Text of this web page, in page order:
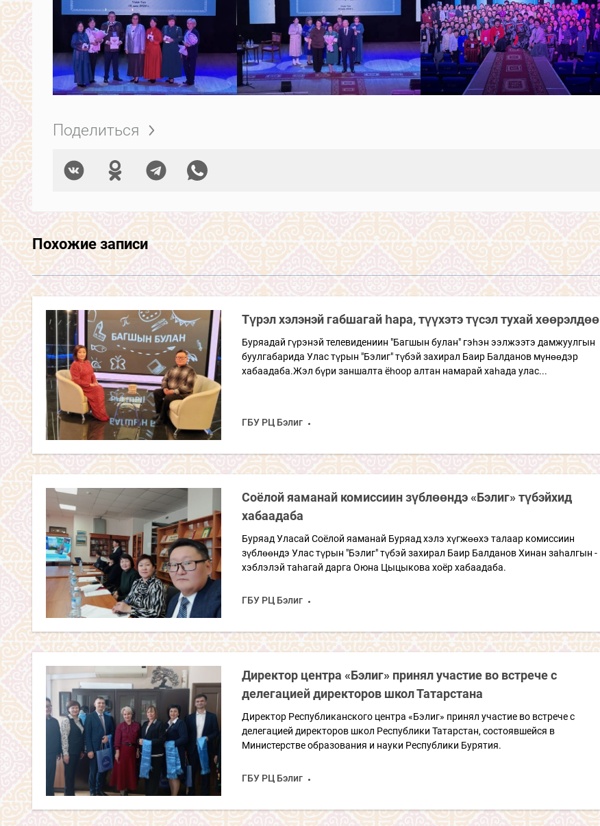
Поделиться
Похожие записи
Түрэл хэлэнэй габшагай һара, түүхэтэ түсэл тухай хөөрэлдөө
Буряадай гүрэнэй телевидениин "Багшын булан" гэһэн ээлжээтэ дамжуулгын
буулгабарида Улас түрын "Бэлиг" түбэй захирал Баир Балданов мүнөөдэр
хабаадаба.Жэл бүри заншалта ёһоор алтан намарай хаһада улас...
ГБУ РЦ Бэлиг
Соёлой яаманай комиссиин зүблөөндэ «Бэлиг» түбэйхид
хабаадаба
Буряад Уласай Соёлой яаманай Буряад хэлэ хүгжөөхэ талаар комиссиин
зүблөөндэ Улас түрын "Бэлиг" түбэй захирал Баир Балданов Хинан заһалгын -
хэблэлэй таһагай дарга Оюна Цыцыкова хоёр хабаадаба.
ГБУ РЦ Бэлиг
Директор центра «Бэлиг» принял участие во встрече с
делегацией директоров школ Татарстана
Директор Республиканского центра «Бэлиг» принял участие во встрече с
делегацией директоров школ Республики Татарстан, состоявшейся в
Министерстве образования и науки Республики Бурятия.
ГБУ РЦ Бэлиг